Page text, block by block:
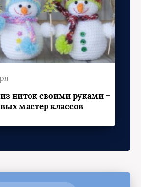
ниток своими руками –
мастер классов